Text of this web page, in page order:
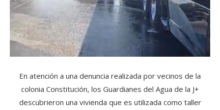
En atención a una denuncia realizada por vecinos de la
colonia Constitución, los Guardianes del Agua de la J+
descubrieron una vivienda que es utilizada como taller